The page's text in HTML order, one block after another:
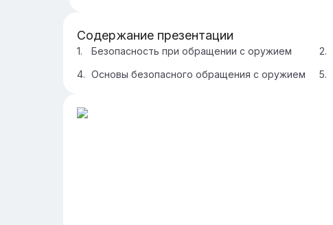
Содержание презентации
Безопасность при обращении с оружием
Основы безопасного обращения с оружием